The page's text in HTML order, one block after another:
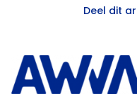
Deel dit